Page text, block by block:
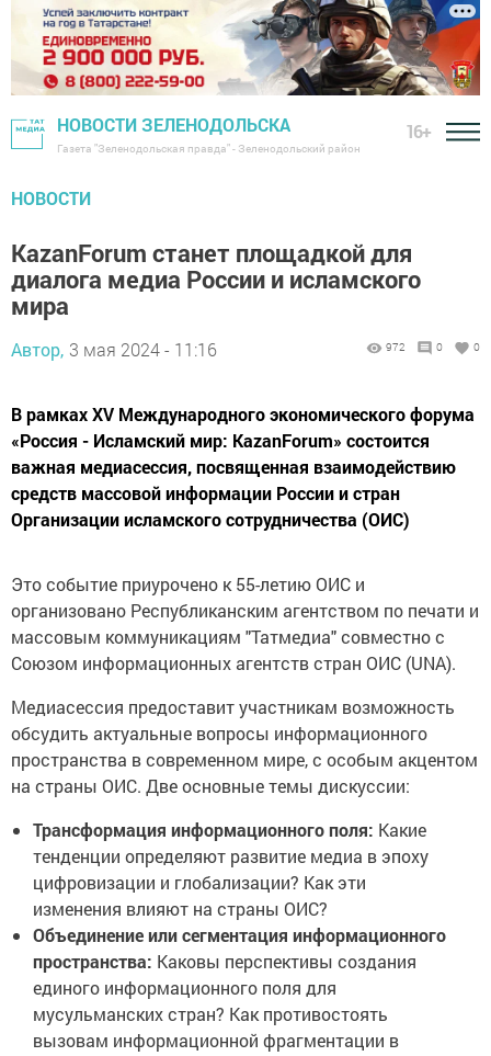
НОВОСТИ ЗЕЛЕНОДОЛЬСКА
Газета "Зеленодольская правда" - Зеленодольский район
16+
НОВОСТИ
KazanForum станет площадкой для
диалога медиа России и исламского
мира
Автор, 3 мая 2024 - 11:16 972 0 0
В рамках XV Международного экономического форума
«Россия - Исламский мир: KazanForum» состоится
важная медиасессия, посвященная взаимодействию
средств массовой информации России и стран
Организации исламского сотрудничества (ОИС)
Это событие приурочено к 55-летию ОИС и
организовано Республиканским агентством по печати и
массовым коммуникациям "Татмедиа" совместно с
Союзом информационных агентств стран ОИС (UNA).
Медиасессия предоставит участникам возможность
обсудить актуальные вопросы информационного
пространства в современном мире, с особым акцентом
на страны ОИС. Две основные темы дискуссии:
Трансформация информационного поля: Какие
тенденции определяют развитие медиа в эпоху
цифровизации и глобализации? Как эти
изменения влияют на страны ОИС?
Объединение или сегментация информационного
пространства: Каковы перспективы создания
единого информационного поля для
мусульманских стран? Как противостоять
вызовам информационной фрагментации в